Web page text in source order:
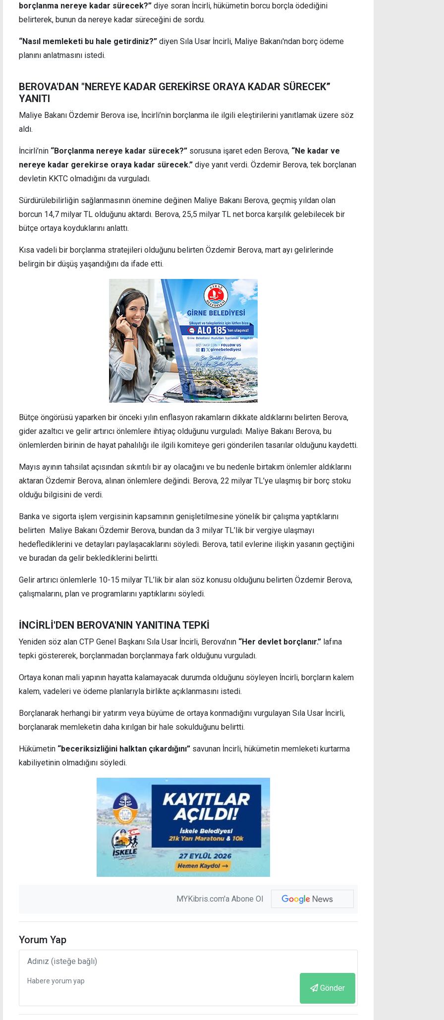
borçlanma nereye kadar sürecek?” diye soran İncirli, hükümetin borcu borçla ödediğini
belirterek, bunun da nereye kadar süreceğini de sordu.
“Nasıl memleketi bu hale getirdiniz?” diyen Sıla Usar İncirli, Maliye Bakanı'ndan borç ödeme
planını anlatmasını istedi.
BEROVA'DAN "NEREYE KADAR GEREKİRSE ORAYA KADAR SÜRECEK”
YANITI
Maliye Bakanı Özdemir Berova ise, İncirli’nin borçlanma ile ilgili eleştirilerini yanıtlamak üzere söz
aldı.
İncirli’nin “Borçlanma nereye kadar sürecek?” sorusuna işaret eden Berova, “Ne kadar ve
nereye kadar gerekirse oraya kadar sürecek.” diye yanıt verdi. Özdemir Berova, tek borçlanan
devletin KKTC olmadığını da vurguladı.
Sürdürülebilirliğin sağlanmasının önemine değinen Maliye Bakanı Berova, geçmiş yıldan olan
borcun 14,7 milyar TL olduğunu aktardı. Berova, 25,5 milyar TL net borca karşılık gelebilecek bir
bütçe ortaya koyduklarını anlattı.
Kısa vadeli bir borçlanma stratejileri olduğunu belirten Özdemir Berova, mart ayı gelirlerinde
belirgin bir düşüş yaşandığını da ifade etti.
Bütçe öngörüsü yaparken bir önceki yılın enflasyon rakamların dikkate aldıklarını belirten Berova,
gider azaltıcı ve gelir artırıcı önlemlere ihtiyaç olduğunu vurguladı. Maliye Bakanı Berova, bu
önlemlerden birinin de hayat pahalılığı ile ilgili komiteye geri gönderilen tasarılar olduğunu kaydetti.
Mayıs ayının tahsilat açısından sıkıntılı bir ay olacağını ve bu nedenle birtakım önlemler aldıklarını
aktaran Özdemir Berova, alınan önlemlere değindi. Berova, 22 milyar TL’ye ulaşmış bir borç stoku
olduğu bilgisini de verdi.
Banka ve sigorta işlem vergisinin kapsamının genişletilmesine yönelik bir çalışma yaptıklarını
belirten Maliye Bakanı Özdemir Berova, bundan da 3 milyar TL’lik bir vergiye ulaşmayı
hedeflediklerini ve detayları paylaşacaklarını söyledi. Berova, tatil evlerine ilişkin yasanın geçtiğini
ve buradan da gelir beklediklerini belirtti.
Gelir artırıcı önlemlerle 10-15 milyar TL’lik bir alan söz konusu olduğunu belirten Özdemir Berova,
çalışmalarını, plan ve programlarını yaptıklarını söyledi.
İNCİRLİ'DEN BEROVA'NIN YANITINA TEPKİ
Yeniden söz alan CTP Genel Başkanı Sıla Usar İncirli, Berova’nın “Her devlet borçlanır.” lafına
tepki göstererek, borçlanmadan borçlanmaya fark olduğunu vurguladı.
Ortaya konan mali yapının hayatta kalamayacak durumda olduğunu söyleyen İncirli, borçların kalem
kalem, vadeleri ve ödeme planlarıyla birlikte açıklanmasını istedi.
Borçlanarak herhangi bir yatırım veya büyüme de ortaya konmadığını vurgulayan Sıla Usar İncirli,
borçlanarak memleketin daha kırılgan bir hale sokulduğunu belirtti.
Hükümetin “beceriksizliğini halktan çıkardığını” savunan İncirli, hükümetin memleketi kurtarma
kabiliyetinin olmadığını söyledi.
MYKibris.com'a Abone Ol
Yorum Yap
Gönder